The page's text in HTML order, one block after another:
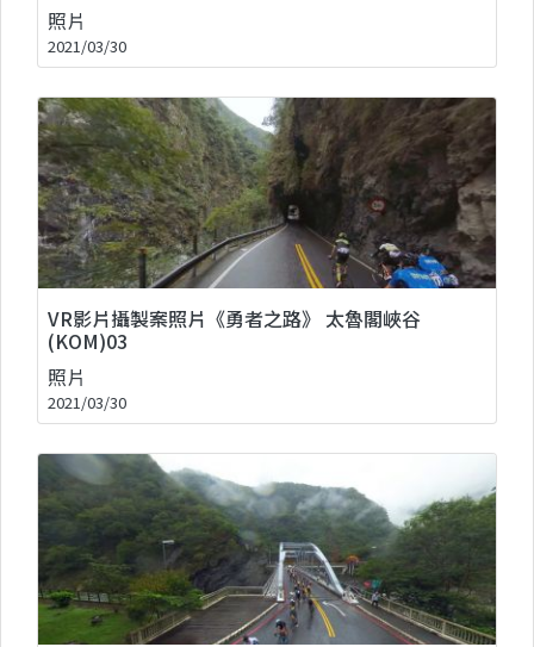
照片
2021/03/30
VR影片攝製案照片《勇者之路》 太魯閣峽谷
(KOM)03
照片
2021/03/30